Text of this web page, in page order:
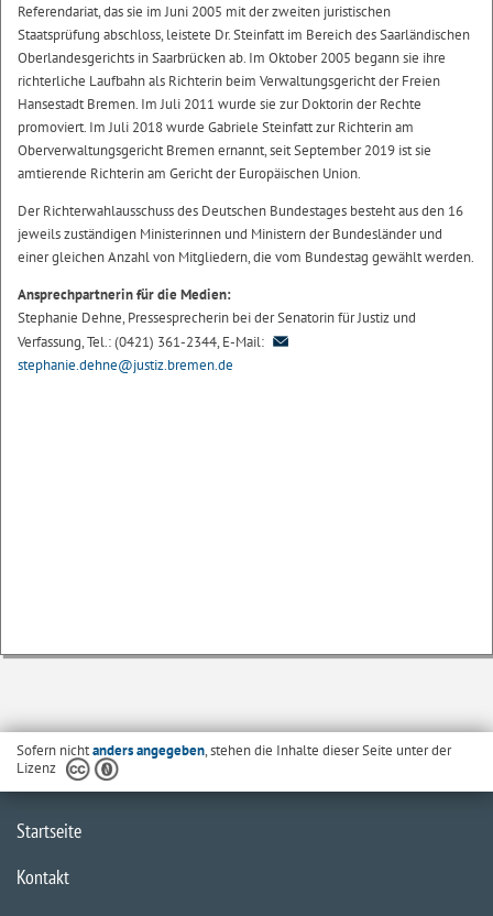
Referendariat, das sie im Juni 2005 mit der zweiten juristischen
Staatsprüfung abschloss, leistete Dr. Steinfatt im Bereich des Saarländischen
Oberlandesgerichts in Saarbrücken ab. Im Oktober 2005 begann sie ihre
richterliche Laufbahn als Richterin beim Verwaltungsgericht der Freien
Hansestadt Bremen. Im Juli 2011 wurde sie zur Doktorin der Rechte
promoviert. Im Juli 2018 wurde Gabriele Steinfatt zur Richterin am
Oberverwaltungsgericht Bremen ernannt, seit September 2019 ist sie
amtierende Richterin am Gericht der Europäischen Union.
Der Richterwahlausschuss des Deutschen Bundestages besteht aus den 16
jeweils zuständigen Ministerinnen und Ministern der Bundesländer und
einer gleichen Anzahl von Mitgliedern, die vom Bundestag gewählt werden.
Ansprechpartnerin für die Medien:
Stephanie Dehne, Pressesprecherin bei der Senatorin für Justiz und
Verfassung, Tel.: (0421) 361-2344, E-Mail:
stephanie.dehne@justiz.bremen.de
Sofern nichtanders angegeben, stehen die Inhalte dieser Seite unter der
Lizenz
Startseite
Kontakt